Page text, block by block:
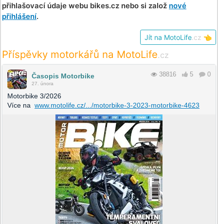
přihlašovací údaje webu bikes.cz nebo si založ nové
přihlášení.
Jít na MotoLife .cz 👈
Příspěvky motorkářů na MotoLife.cz
Časopis Motorbike
27. února
38816 5 0
Motorbike 3/2026
Více na www.motolife.cz/.../motorbike-3-2023-motorbike-4623